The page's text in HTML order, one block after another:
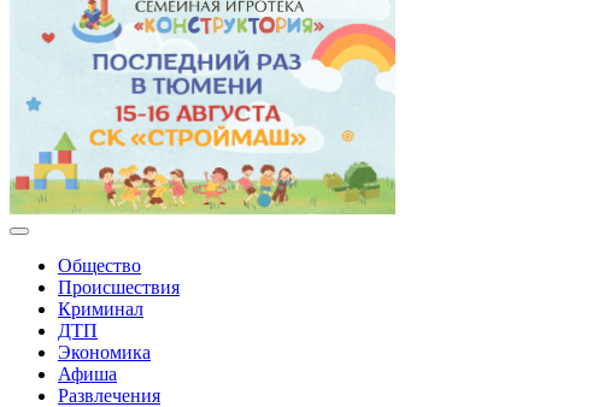
Общество
Происшествия
Криминал
ДТП
Экономика
Афиша
Развлечения